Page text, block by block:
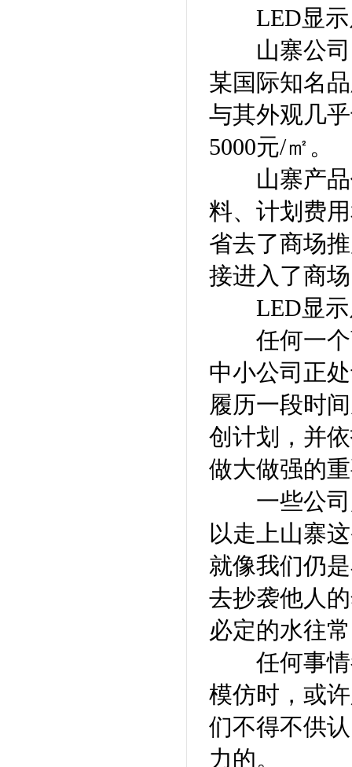
LED显示
山寨公司
某国际知名
与其外观几
5000元/㎡。
山寨产品
料、计划费
省去了商场
接进入了商
LED显示
任何一个
中小公司正
履历一段时
创计划，并
做大做强的
一些公司
以走上山寨
就像我们仍
去抄袭他人
必定的水往
任何事情
模仿时，或
们不得不供
力的。